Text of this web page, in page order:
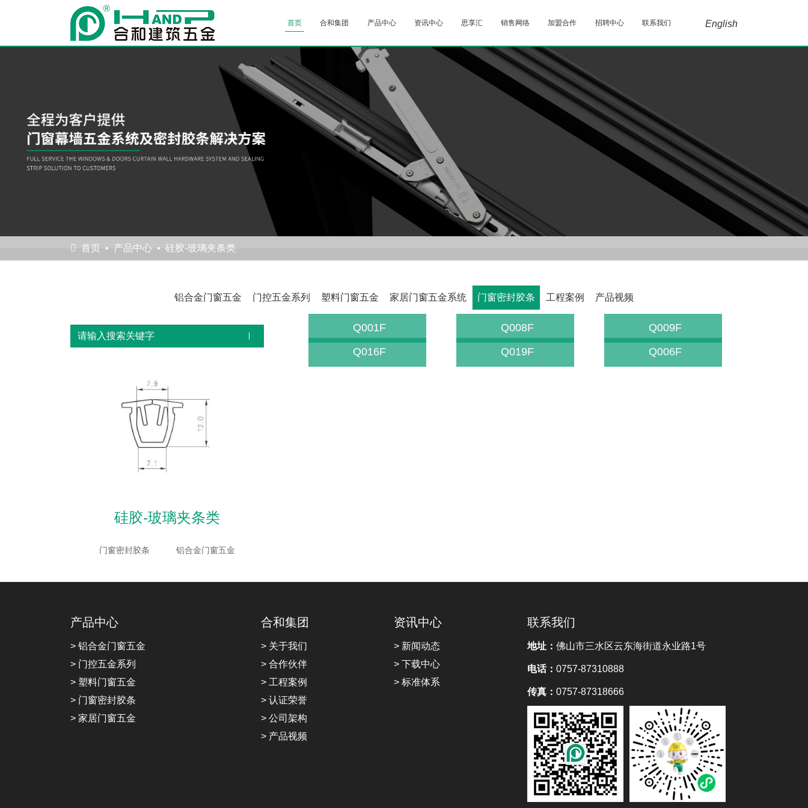
English
首页 合和集团 产品中心 资讯中心 思享汇 销售网络 加盟合作 招聘中心 联系我们
首页 产品中心 硅胶-玻璃夹条类
铝合金门窗五金 门控五金系列 塑料门窗五金 家居门窗五金系统 门窗密封胶条 工程案例 产品视频
硅胶-玻璃夹条类
门窗密封胶条 铝合金门窗五金
Q001F Q008F
Q009F
Q016F
Q019F Q006F
产品中心
> 铝合金门窗五金
> 门控五金系列
> 塑料门窗五金
> 门窗密封胶条
> 家居门窗五金
合和集团
> 关于我们
> 合作伙伴
> 工程案例
> 认证荣誉
> 公司架构
> 产品视频
资讯中心
> 新闻动态
> 下载中心
> 标准体系
联系我们
地址： 佛山市三水区云东海街道永业路1号
电话： 0757-87310888
传真： 0757-87318666